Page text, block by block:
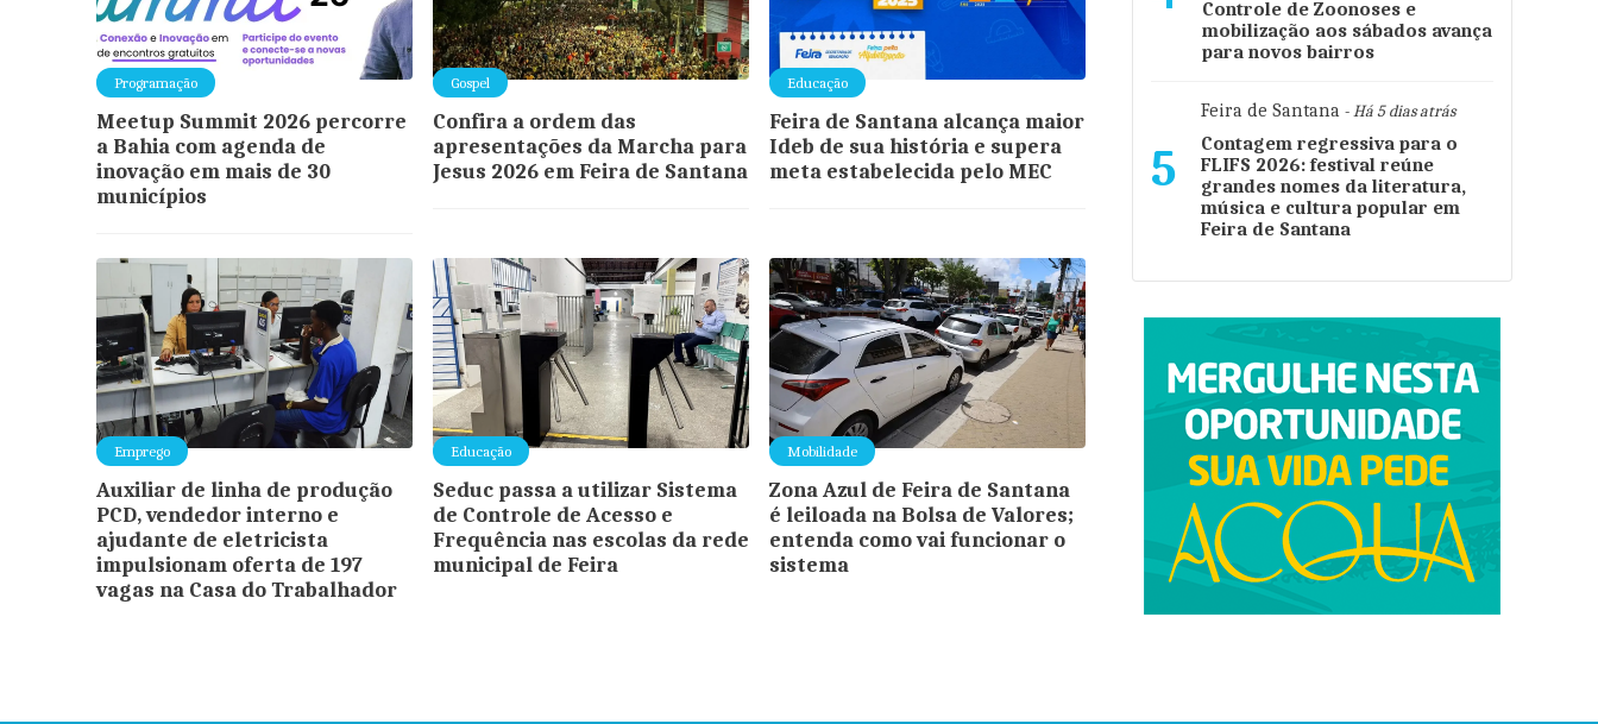
Programação
Meetup Summit 2026 percorre
a Bahia com agenda de
inovação em mais de 30
municípios
Gospel
Confira a ordem das
apresentações da Marcha para
Jesus 2026 em Feira de Santana
Educação
Feira de Santana alcança maior
Ideb de sua história e supera
meta estabelecida pelo MEC
Emprego
Auxiliar de linha de produção
PCD, vendedor interno e
ajudante de eletricista
impulsionam oferta de 197
vagas na Casa do Trabalhador
Educação
Seduc passa a utilizar Sistema
de Controle de Acesso e
Frequência nas escolas da rede
municipal de Feira
Mobilidade
Zona Azul de Feira de Santana
é leiloada na Bolsa de Valores;
entenda como vai funcionar o
sistema
Controle de Zoonoses e
mobilização aos sábados avança
para novos bairros
5
Feira de Santana - Há 5 dias atrás
Contagem regressiva para o
FLIFS 2026: festival reúne
grandes nomes da literatura,
música e cultura popular em
Feira de Santana